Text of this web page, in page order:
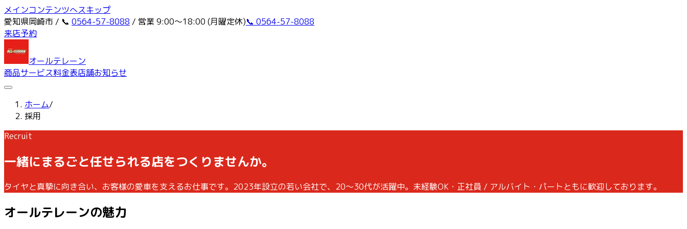
メインコンテンツへスキップ
愛知県岡崎市 / 📞 0564-57-8088 / 営業 9:00〜18:00 (月曜定休)📞 0564-57-8088
来店予約
オールテレーン
商品サービス料金表店舗お知らせ
ホーム/
採用
Recruit
一緒にまるごと任せられる店をつくりませんか。
タイヤと真摯に向き合い、お客様の愛車を支えるお仕事です。2023年設立の若い会社で、20〜30代が活躍中。未経験OK・正社員 / アルバイト・パートともに歓迎しております。
オールテレーンの魅力